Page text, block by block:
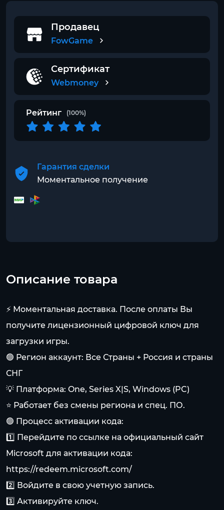
Продавец
FowGame
Сертификат
Webmoney
Рейтинг (100%)
Гарантия сделки
Моментальное получение
Описание товара
⚡️ Моментальная доставка. После оплаты Вы
получите лицензионный цифровой ключ для
загрузки игры.
🟢 Регион аккаунт: Все Страны + Россия и страны
СНГ
💡 Платформа: One, Series X|S, Windows (PC)
⭐ Работает без смены региона и спец. ПО.
🟢 Процесс активации кода:
1️⃣ Перейдите по ссылке на официальный сайт
Microsoft для активации кода:
https://redeem.microsoft.com/
2️⃣ Войдите в свою учетную запись.
3️⃣ Активируйте ключ.